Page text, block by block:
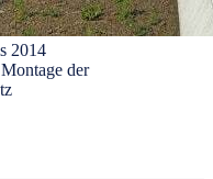
2014
der